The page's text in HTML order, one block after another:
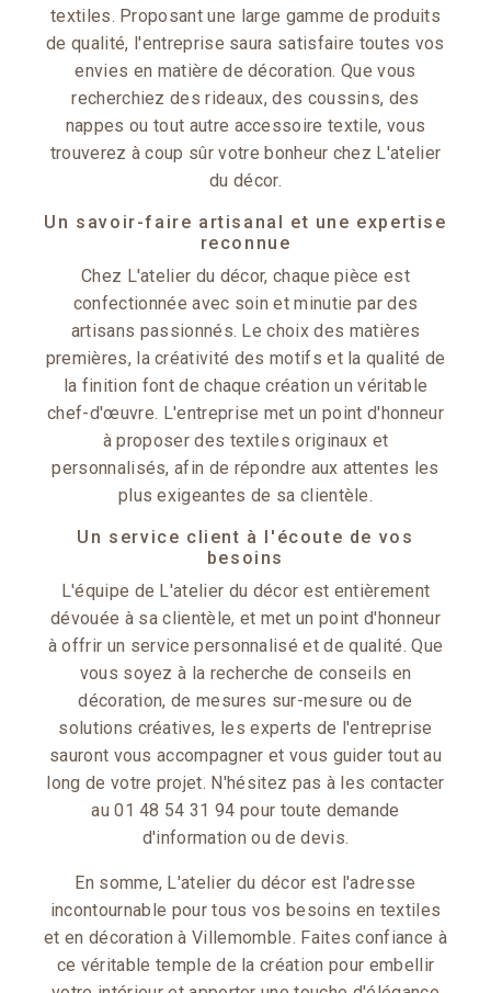
textiles. Proposant une large gamme de produits
de qualité, l'entreprise saura satisfaire toutes vos
envies en matière de décoration. Que vous
recherchiez des rideaux, des coussins, des
nappes ou tout autre accessoire textile, vous
trouverez à coup sûr votre bonheur chez L'atelier
du décor.
Un savoir-faire artisanal et une expertise
reconnue
Chez L'atelier du décor, chaque pièce est
confectionnée avec soin et minutie par des
artisans passionnés. Le choix des matières
premières, la créativité des motifs et la qualité de
la finition font de chaque création un véritable
chef-d'œuvre. L'entreprise met un point d'honneur
à proposer des textiles originaux et
personnalisés, afin de répondre aux attentes les
plus exigeantes de sa clientèle.
Un service client à l'écoute de vos
besoins
L'équipe de L'atelier du décor est entièrement
dévouée à sa clientèle, et met un point d'honneur
à offrir un service personnalisé et de qualité. Que
vous soyez à la recherche de conseils en
décoration, de mesures sur-mesure ou de
solutions créatives, les experts de l'entreprise
sauront vous accompagner et vous guider tout au
long de votre projet. N'hésitez pas à les contacter
au 01 48 54 31 94 pour toute demande
d'information ou de devis.
En somme, L'atelier du décor est l'adresse
incontournable pour tous vos besoins en textiles
et en décoration à Villemomble. Faites confiance à
ce véritable temple de la création pour embellir